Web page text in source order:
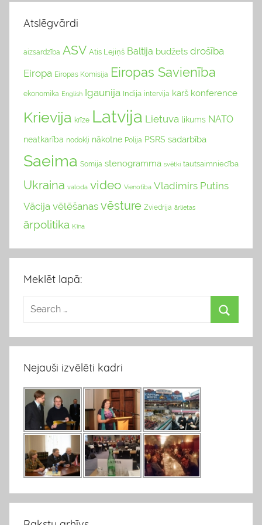
Atslēgvārdi
aizsardzība ASV Atis Lejiņš Baltija budžets drošība
Eiropa Eiropas Komisija Eiropas Savienība
ekonomika English Igaunija Indija intervija karš konference
Krievija krīze Latvija Lietuva likums NATO
neatkarība nodokļi nākotne Polija PSRS sadarbība
Saeima Somija stenogramma svētki tautsaimniecība
Ukraina valoda video Vienotība Vladimirs Putins
Vācija vēlēšanas vēsture Zviedrija ārlietas
ārpolitika Ķīna
Meklēt lapā:
Nejauši izvēlēti kadri